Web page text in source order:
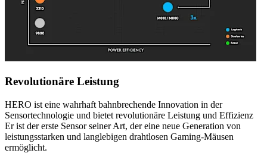
Revolutionäre Leistung
HERO ist eine wahrhaft bahnbrechende Innovation in der
Sensortechnologie und bietet revolutionäre Leistung und Effizienz
Er ist der erste Sensor seiner Art, der eine neue Generation von
leistungsstarken und langlebigen drahtlosen Gaming-Mäusen
ermöglicht.